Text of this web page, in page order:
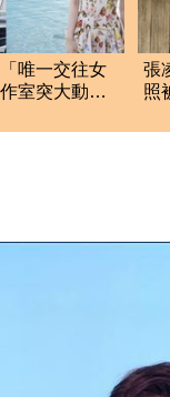
唯一交往女
室突大動作
張
照